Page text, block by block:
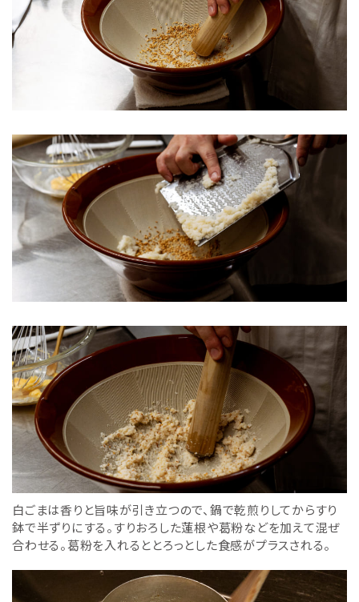
白ごまは香りと旨味が引き立つので、鍋で乾煎りしてからすり
鉢で半ずりにする。すりおろした蓮根や葛粉などを加えて混ぜ
合わせる。葛粉を入れるととろっとした食感がプラスされる。